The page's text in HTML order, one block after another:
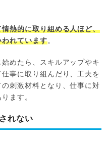
熱的に取り組める人ほど、
れています。
めたら、スキルアップやキ
事に取り組んだり、工夫を
刺激材料となり、仕事に対
ます。
れない